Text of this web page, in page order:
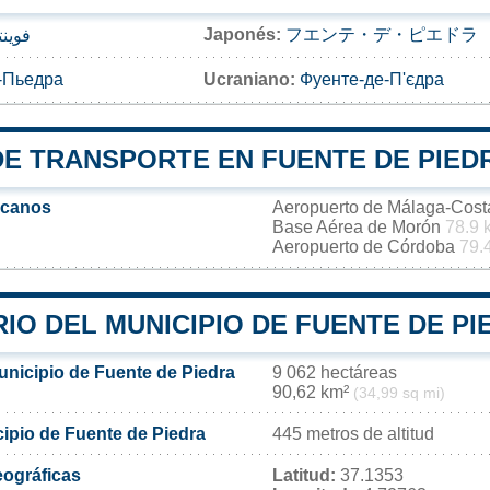
Japonés: フエンテ・デ・ピエドラ
Ucraniano: Фуенте-де-П'єдра
TRANSPORTE EN FUENTE DE
Aeropuerto de Málaga-
Base Aérea de Morón 78.9
Aeropuerto de Córdoba
DEL MUNICIPIO DE FUENTE DE
de Fuente de Piedra
9 062 hectáreas
90,62 km² (34,99 sq mi)
de Fuente de Piedra 445 metros de altitud
Latitud: 37.1353